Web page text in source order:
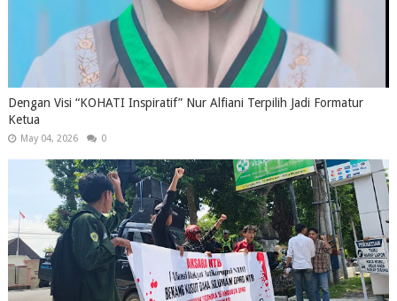
Dengan Visi “KOHATI Inspiratif” Nur Alfiani Terpilih Jadi Formatur
Ketua
May 04, 2026 0